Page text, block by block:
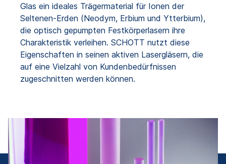
Glas ein ideales Trägermaterial für Ionen der
Seltenen-Erden (Neodym, Erbium und Ytterbium),
die optisch gepumpten Festkörperlasern ihre
Charakteristik verleihen. SCHOTT nutzt diese
Eigenschaften in seinen aktiven Lasergläsern, die
auf eine Vielzahl von Kundenbedürfnissen
zugeschnitten werden können.